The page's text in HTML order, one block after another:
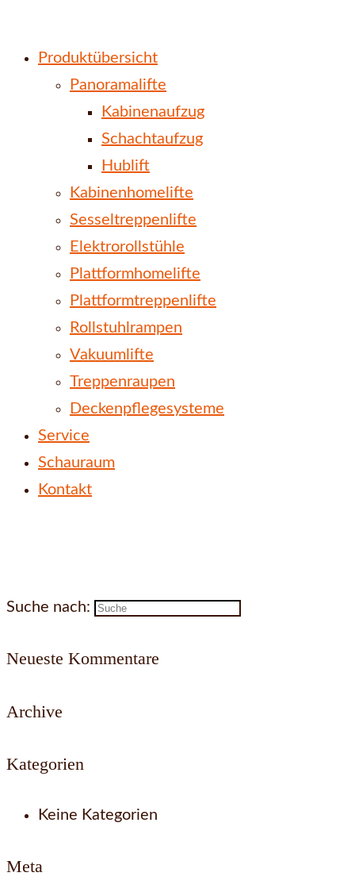
Produktübersicht
Panoramalifte
Kabinenaufzug
Schachtaufzug
Hublift
Kabinenhomelifte
Sesseltreppenlifte
Elektrorollstühle
Plattformhomelifte
Plattformtreppenlifte
Rollstuhlrampen
Vakuumlifte
Treppenraupen
Deckenpflegesysteme
Service
Schauraum
Kontakt
Suche nach:
Neueste Kommentare
Archive
Kategorien
Keine Kategorien
Meta